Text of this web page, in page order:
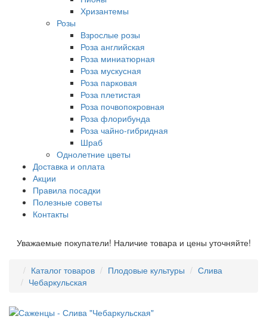
Хризантемы
Розы
Взрослые розы
Роза английская
Роза миниатюрная
Роза мускусная
Роза парковая
Роза плетистая
Роза почвопокровная
Роза флорибунда
Роза чайно-гибридная
Шраб
Однолетние цветы
Доставка и оплата
Акции
Правила посадки
Полезные советы
Контакты
Уважаемые покупатели! Наличие товара и цены уточняйте!
Каталог товаров Плодовые культуры
Слива
Чебаркульская